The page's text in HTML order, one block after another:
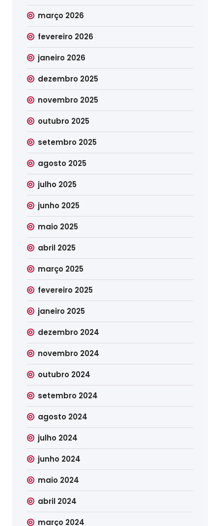
março 2026
fevereiro 2026
janeiro 2026
dezembro 2025
novembro 2025
outubro 2025
setembro 2025
agosto 2025
julho 2025
junho 2025
maio 2025
abril 2025
março 2025
fevereiro 2025
janeiro 2025
dezembro 2024
novembro 2024
outubro 2024
setembro 2024
agosto 2024
julho 2024
junho 2024
maio 2024
abril 2024
março 2024